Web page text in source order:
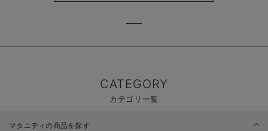
CATEGORY
カテゴリ一覧
マタニティの商品を探す